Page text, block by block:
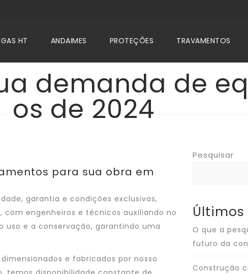
HT ANDAIMES PROTEÇÕES TRAVAMENTOS
demanda de
os de 2024
para sua obra em
garantia e condições exclusivas,
engenheiros e técnicos auxiliando no
e a conservação, garantindo uma
e fabricados por nosso
Pesquisar
Últimos
O que a
futuro da
Construção